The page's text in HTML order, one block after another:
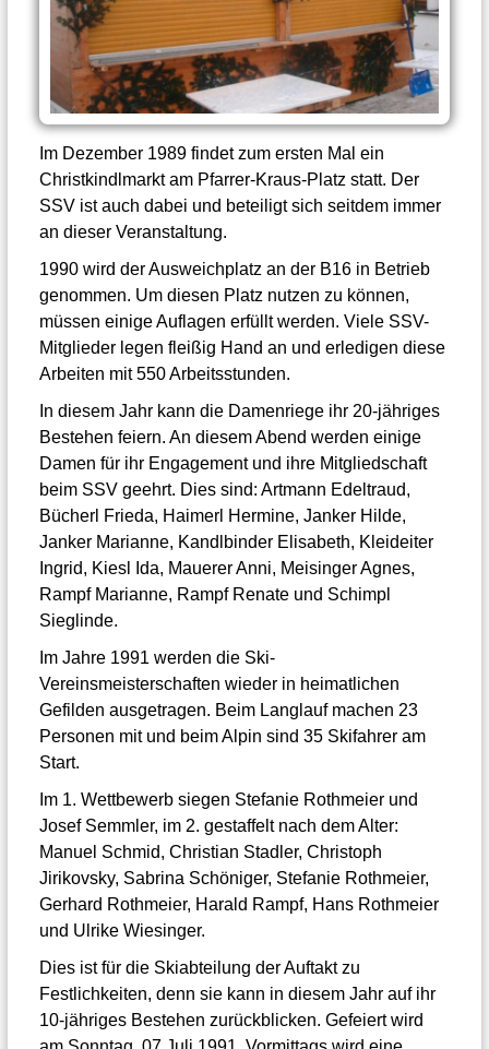
Im Dezember 1989 findet zum ersten Mal ein
Christkindlmarkt am Pfarrer-Kraus-Platz statt. Der
SSV ist auch dabei und beteiligt sich seitdem immer
an dieser Veranstaltung.
1990 wird der Ausweichplatz an der B16 in Betrieb
genommen. Um diesen Platz nutzen zu können,
müssen einige Auflagen erfüllt werden. Viele SSV-
Mitglieder legen fleißig Hand an und erledigen diese
Arbeiten mit 550 Arbeitsstunden.
In diesem Jahr kann die Damenriege ihr 20-jähriges
Bestehen feiern. An diesem Abend werden einige
Damen für ihr Engagement und ihre Mitgliedschaft
beim SSV geehrt. Dies sind: Artmann Edeltraud,
Bücherl Frieda, Haimerl Hermine, Janker Hilde,
Janker Marianne, Kandlbinder Elisabeth, Kleideiter
Ingrid, Kiesl Ida, Mauerer Anni, Meisinger Agnes,
Rampf Marianne, Rampf Renate und Schimpl
Sieglinde.
Im Jahre 1991 werden die Ski-
Vereinsmeisterschaften wieder in heimatlichen
Gefilden ausgetragen. Beim Langlauf machen 23
Personen mit und beim Alpin sind 35 Skifahrer am
Start.
Im 1. Wettbewerb siegen Stefanie Rothmeier und
Josef Semmler, im 2. gestaffelt nach dem Alter:
Manuel Schmid, Christian Stadler, Christoph
Jirikovsky, Sabrina Schöniger, Stefanie Rothmeier,
Gerhard Rothmeier, Harald Rampf, Hans Rothmeier
und Ulrike Wiesinger.
Dies ist für die Skiabteilung der Auftakt zu
Festlichkeiten, denn sie kann in diesem Jahr auf ihr
10-jähriges Bestehen zurückblicken. Gefeiert wird